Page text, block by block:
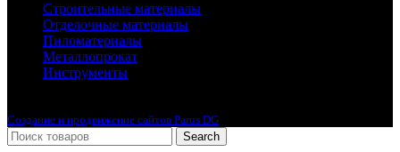
Строительные материалы
Отделочные материалы
Пиломатериалы
Металлопрокат
Инструменты
Создание и продвижение сайтов Parus DG
Search